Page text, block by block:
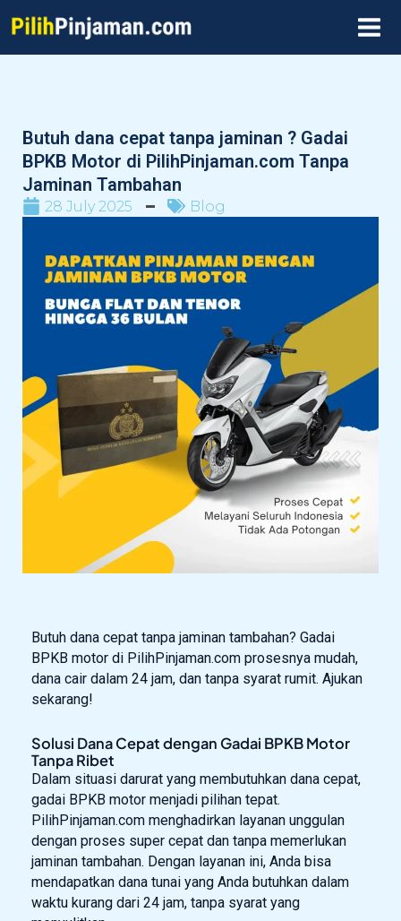
to
content
Butuh dana cepat tanpa jaminan ? Gadai
BPKB Motor di PilihPinjaman.com Tanpa
Jaminan Tambahan
28 July 2025 Blog
Butuh dana cepat tanpa jaminan tambahan? Gadai
BPKB motor di PilihPinjaman.com prosesnya mudah,
dana cair dalam 24 jam, dan tanpa syarat rumit. Ajukan
sekarang!
Solusi Dana Cepat dengan Gadai BPKB Motor
Tanpa Ribet
Dalam situasi darurat yang membutuhkan dana cepat,
gadai BPKB motor menjadi pilihan tepat.
PilihPinjaman.com menghadirkan layanan unggulan
dengan proses super cepat dan tanpa memerlukan
jaminan tambahan. Dengan layanan ini, Anda bisa
mendapatkan dana tunai yang Anda butuhkan dalam
waktu kurang dari 24 jam, tanpa syarat yang